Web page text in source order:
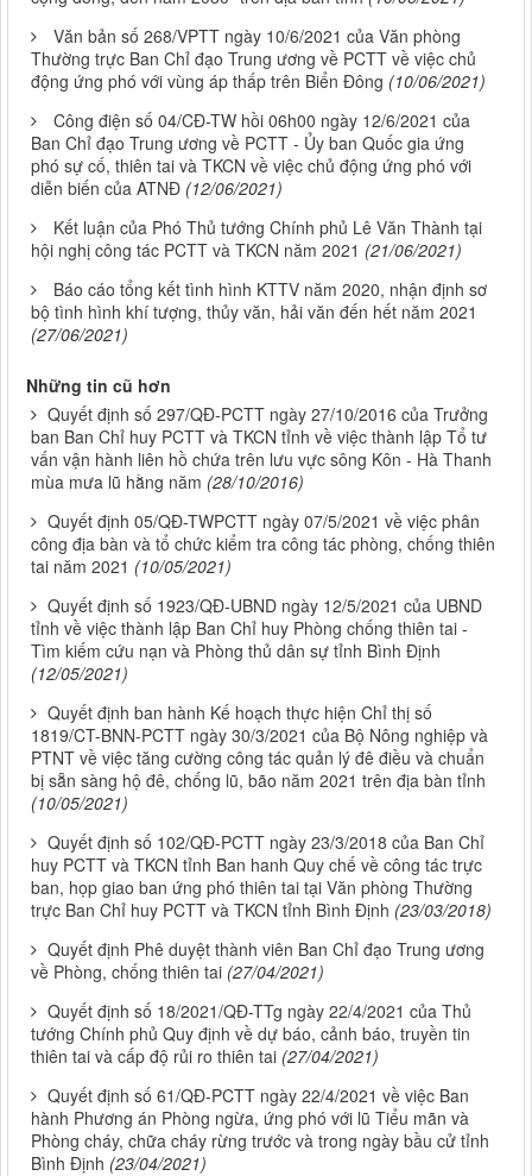
Văn bản số 268/VPTT ngày 10/6/2021 của Văn phòng
Thường trực Ban Chỉ đạo Trung ương về PCTT về việc chủ
động ứng phó với vùng áp thấp trên Biển Đông (10/06/2021)
Công điện số 04/CĐ-TW hồi 06h00 ngày 12/6/2021 của
Ban Chỉ đạo Trung ương về PCTT - Ủy ban Quốc gia ứng
phó sự cố, thiên tai và TKCN về việc chủ động ứng phó với
diễn biến của ATNĐ (12/06/2021)
Kết luận của Phó Thủ tướng Chính phủ Lê Văn Thành tại
hội nghị công tác PCTT và TKCN năm 2021 (21/06/2021)
Báo cáo tổng kết tình hình KTTV năm 2020, nhận định sơ
bộ tình hình khí tượng, thủy văn, hải văn đến hết năm 2021
(27/06/2021)
Những tin cũ hơn
Quyết định số 297/QĐ-PCTT ngày 27/10/2016 của Trưởng
ban Ban Chỉ huy PCTT và TKCN tỉnh về việc thành lập Tổ tư
vấn vận hành liên hồ chứa trên lưu vực sông Kôn - Hà Thanh
mùa mưa lũ hằng năm (28/10/2016)
Quyết định 05/QĐ-TWPCTT ngày 07/5/2021 về việc phân
công địa bàn và tổ chức kiểm tra công tác phòng, chống thiên
tai năm 2021 (10/05/2021)
Quyết định số 1923/QĐ-UBND ngày 12/5/2021 của UBND
tỉnh về việc thành lập Ban Chỉ huy Phòng chống thiên tai -
Tìm kiếm cứu nạn và Phòng thủ dân sự tỉnh Bình Định
(12/05/2021)
Quyết định ban hành Kế hoạch thực hiện Chỉ thị số
1819/CT-BNN-PCTT ngày 30/3/2021 của Bộ Nông nghiệp và
PTNT về việc tăng cường công tác quản lý đê điều và chuẩn
bị sẵn sàng hộ đê, chống lũ, bão năm 2021 trên địa bàn tỉnh
(10/05/2021)
Quyết định số 102/QĐ-PCTT ngày 23/3/2018 của Ban Chỉ
huy PCTT và TKCN tỉnh Ban hanh Quy chế về công tác trực
ban, họp giao ban ứng phó thiên tai tại Văn phòng Thường
trực Ban Chỉ huy PCTT và TKCN tỉnh Bình Định (23/03/2018)
Quyết định Phê duyệt thành viên Ban Chỉ đạo Trung ương
về Phòng, chống thiên tai (27/04/2021)
Quyết định số 18/2021/QĐ-TTg ngày 22/4/2021 của Thủ
tướng Chính phủ Quy định về dự báo, cảnh báo, truyền tin
thiên tai và cấp độ rủi ro thiên tai (27/04/2021)
Quyết định số 61/QĐ-PCTT ngày 22/4/2021 về việc Ban
hành Phương án Phòng ngừa, ứng phó với lũ Tiểu mãn và
Phòng cháy, chữa cháy rừng trước và trong ngày bầu cử tỉnh
Bình Định (23/04/2021)